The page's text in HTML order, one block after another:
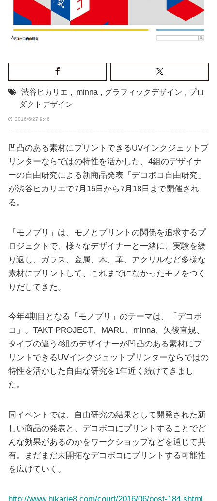
渋谷ヒカリエ , minna , グラフィックデザイン , プロ
ダクトデザイン
2016/6/27 9:46
凹凸のある素材にプリントできるUVインクジェットプ
リンターならではの特性を活かした、4組のデザイナ
ーの自由研究による新商品発表「デコボコ自由研究」
が渋谷ヒカリエで7月15日から7月18日まで開催され
る。
「モノプリ」は、モノとプリントの関係を追求するプ
ロジェクトで、様々なデザイナーと一緒に、実験を繰
り返し、ガラス、金属、木、革、アクリルなど多様な
素材にプリントして、これまでになかったモノをつく
りだしてきた。
今年4期目となる「モノプリ」のテーマは、「デコボ
コ」。TAKT PROJECT、MARU、minna、矢後直規、
タイプの違う4組のデザイナーが凹凸のある素材にプ
リントできるUVインクジェットプリンターならではの
特性を活かした自由な研究を1年近く続けてきまし
た。
同イベントでは、自由研究の結果として開発された新
しい商品の発表と、デコボコにプリントすることでど
んな効果があるのかをワークショップなどを通じて共
有。まだまだ未開拓なデコボコにプリントする可能性
を広げていく。
http://www.hikarie8.com/court/2016/06/post-184.shtml